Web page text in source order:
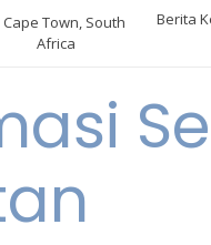
Cape Town, South
Africa
Berita